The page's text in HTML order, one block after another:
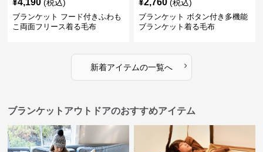
¥4,190 (税込)
ブランケット フード付きふわも
こ両面フリース着る毛布
¥2,760 (税込)
ブランケット ボタン付き多機能
ブランケット着る毛布
新着アイテムの一覧へ ›
ブランケットアウトドアのおすすめアイテム